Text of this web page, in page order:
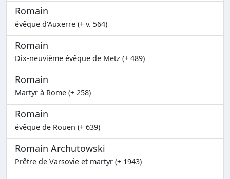
Romain
évêque d'Auxerre (+ v. 564)
Romain
Dix-neuvième évêque de Metz (+ 489)
Romain
Martyr à Rome (+ 258)
Romain
évêque de Rouen (+ 639)
Romain Archutowski
Prêtre de Varsovie et martyr (+ 1943)